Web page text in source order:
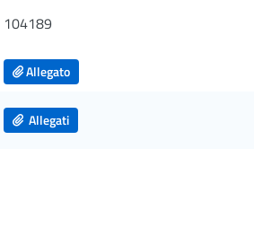
104189
Allegato
Allegati